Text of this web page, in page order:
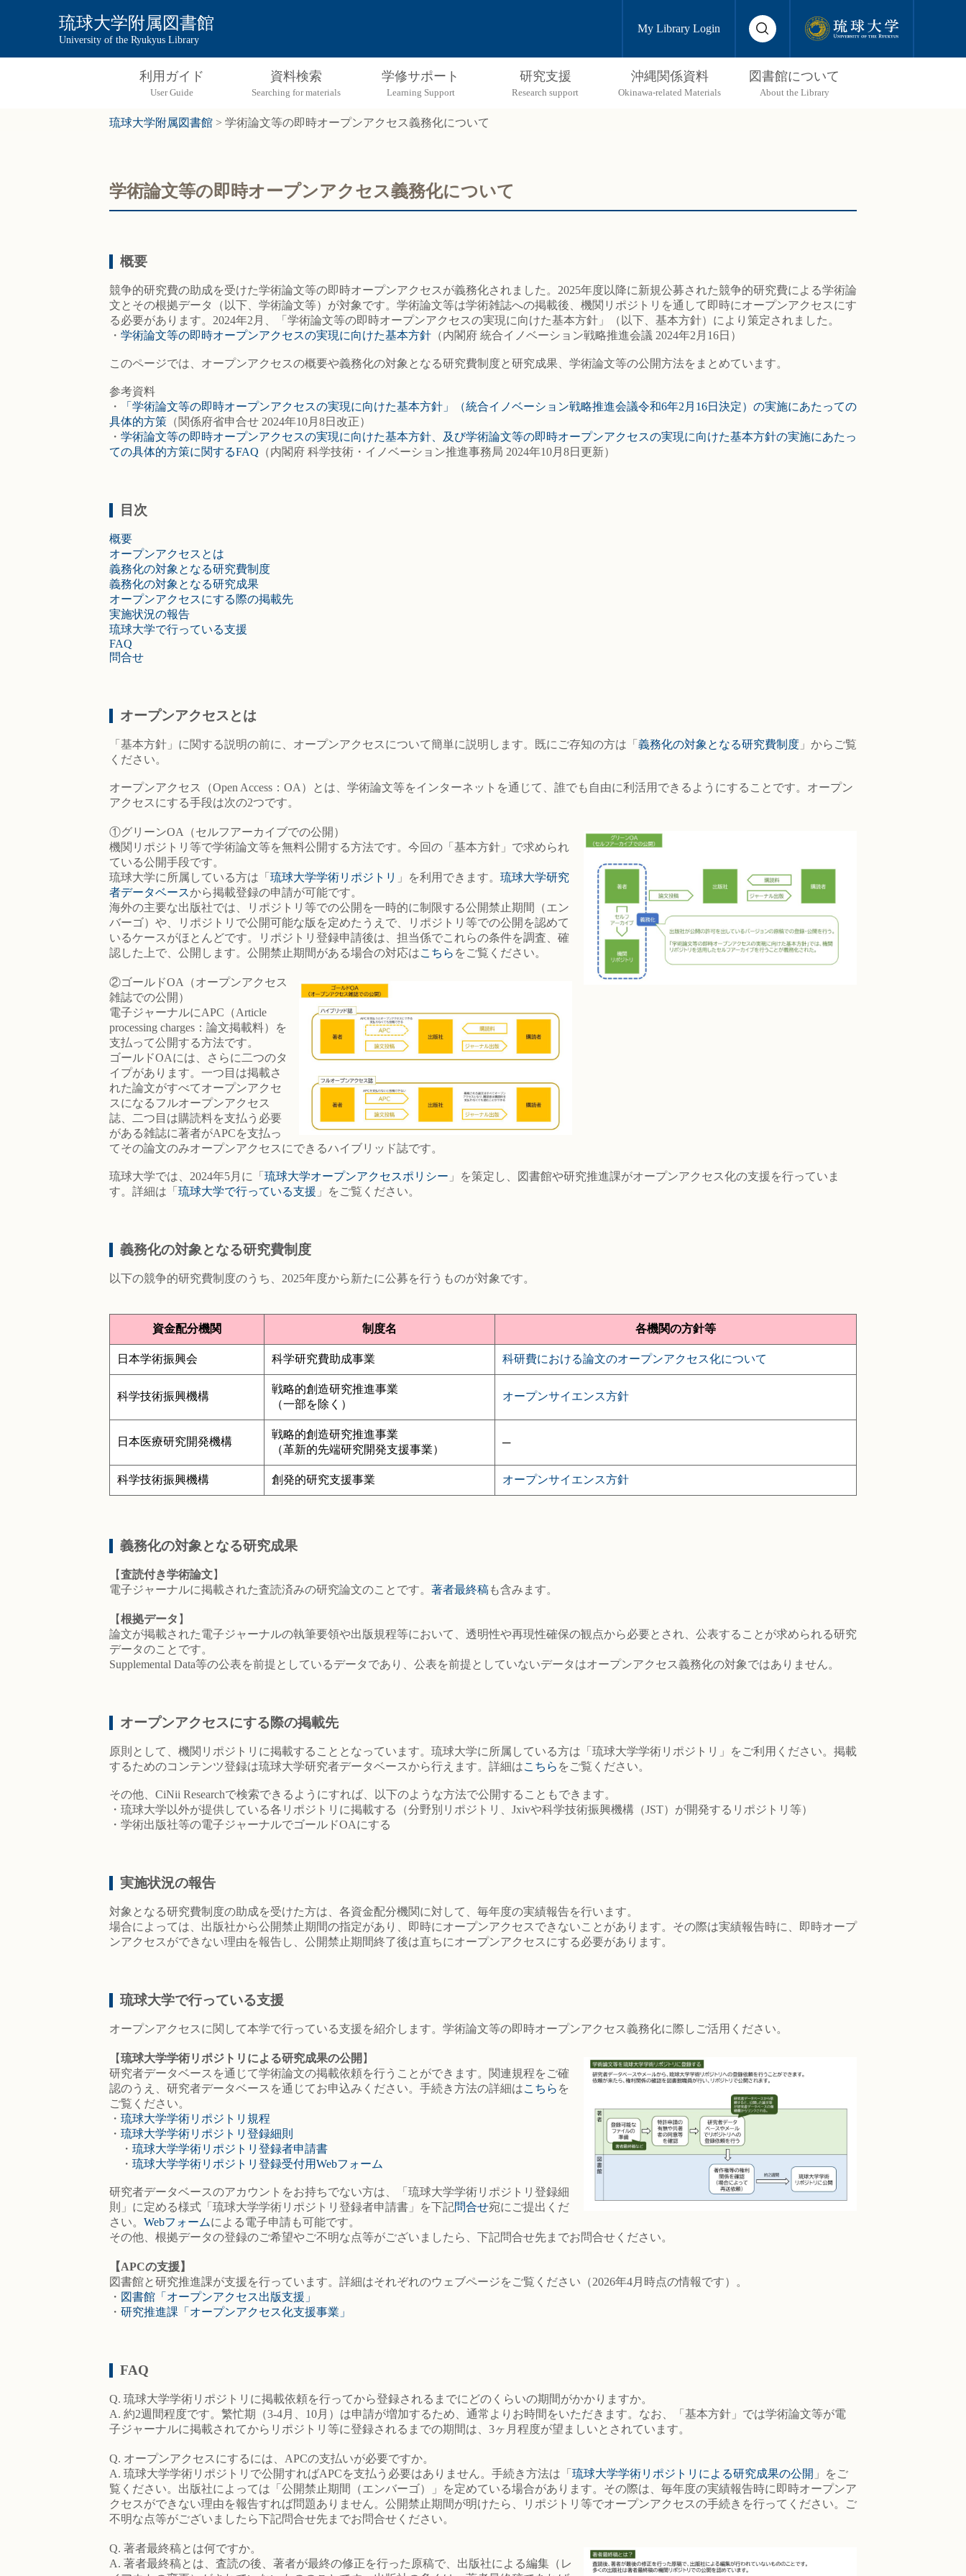
琉球大学附属図書館
University of the Ryukyus Library
My Library Login
利用ガイド 資料検索 学修サポート 研究支援 沖縄関係資料 図書館について
琉球大学附属図書館 > 学術論文等の即時オープンアクセス義務化について
学術論文等の即時オープンアクセス義務化について
概要
競争的研究費の助成を受けた学術論文等の即時オープンアクセスが義務化されました。2025年度以降に新規公募された競争的研究費による学術論
文とその根拠データ（以下、学術論文等）が対象です。学術論文等は学術雑誌への掲載後、機関リポジトリを通して即時にオープンアクセスにす
る必要があります。2024年2月、「学術論文等の即時オープンアクセスの実現に向けた基本方針」（以下、基本方針）により策定されました。
・ 学術論文等の即時オープンアクセスの実現に向けた基本方針 （内閣府 統合イノベーション戦略推進会議 2024年2月16日）
このページでは、オープンアクセスの概要や義務化の対象となる研究費制度と研究成果、学術論文等の公開方法をまとめています。
参考資料
・
「学術論文等の即時オープンアクセスの実現に向けた基本方針」（統合イノベーション戦略推進会議令和6年2月16日決定）の実施にあたっての
具体的方策 （関係府省申合せ 2024年10月8日改正）
・ 学術論文等の即時オープンアクセスの実現に向けた基本方針、及び学術論文等の即時オープンアクセスの実現に向けた基本方針の実施にあたっ
ての具体的方策に関するFAQ （内閣府 科学技術・イノベーション推進事務局 2024年10月8日更新）
目次
概要
オープンアクセスとは
義務化の対象となる研究費制度
義務化の対象となる研究成果
オープンアクセスにする際の掲載先
実施状況の報告
琉球大学で行っている支援
FAQ
問合せ
オープンアクセスとは
「基本方針」に関する説明の前に、オープンアクセスについて簡単に説明します。既にご存知の方は「 義務化の対象となる研究費制度 」からご覧
ください。
オープンアクセス（Open Access：OA）とは、学術論文等をインターネットを通じて、誰でも自由に利活用できるようにすることです。オープン
アクセスにする手段は次の2つです。
①グリーンOA（セルフアーカイブでの公開）
機関リポジトリ等で学術論文等を無料公開する方法です。今回の「基本方針」で求められ
ている公開手段です。
琉球大学に所属している方は「 琉球大学学術リポジトリ 」を利用できます。 琉球大学研究
者データベースから掲載登録の申請が可能です。
海外の主要な出版社では、リポジトリ等での公開を一時的に制限する公開禁止期間（エン
バーゴ）や、リポジトリで公開可能な版を定めたうえで、リポジトリ等での公開を認めて
いるケースがほとんどです。リポジトリ登録申請後は、担当係でこれらの条件を調査、確
認した上で、公開します。公開禁止期間がある場合の対応はこちら をご覧ください。
②ゴールドOA（オープンアクセス
雑誌での公開）
電子ジャーナルにAPC（Article
processing charges：論文掲載料）を
支払って公開する方法です。
ゴールドOAには、さらに二つのタ
イプがあります。一つ目は掲載さ
れた論文がすべてオープンアクセ
スになるフルオープンアクセス
誌、二つ目は購読料を支払う必要
がある雑誌に著者がAPCを支払っ
てその論文のみオープンアクセスにできるハイブリッド誌です。
琉球大学では、2024年5月に「 琉球大学オープンアクセスポリシー 」を策定し、図書館や研究推進課がオープンアクセス化の支援を行っていま
す。詳細は「 琉球大学で行っている支援 」をご覧ください。
義務化の対象となる研究費制度
以下の競争的研究費制度のうち、2025年度から新たに公募を行うものが対象です。
資金配分機関 制度名 各機関の方針等
日本学術振興会 科学研究費助成事業 科研費における論文のオープンアクセス化について
科学技術振興機構
戦略的創造研究推進事業
（一部を除く）
オープンサイエンス方針
日本医療研究開発機構
戦略的創造研究推進事業
（革新的先端研究開発支援事業）
─
科学技術振興機構 創発的研究支援事業 オープンサイエンス方針
義務化の対象となる研究成果
【査読付き学術論文】
電子ジャーナルに掲載された査読済みの研究論文のことです。 著者最終稿も含みます。
【根拠データ 】
論文が掲載された電子ジャーナルの執筆要領や出版規程等において、透明性や再現性確保の観点から必要とされ、公表することが求められる研究
データのことです。
Supplemental Data等の公表を前提としているデータであり、公表を前提としていないデータはオープンアクセス義務化の対象ではありません。
オープンアクセスにする際の掲載先
原則として、機関リポジトリに掲載することとなっています。琉球大学に所属している方は「琉球大学学術リポジトリ」をご利用ください。掲載
するためのコンテンツ登録は琉球大学研究者データベースから行えます。詳細はこちら をご覧ください。
その他、CiNii Researchで検索できるようにすれば、以下のような方法で公開することもできます。
・琉球大学以外が提供している各リポジトリに掲載する（分野別リポジトリ、Jxivや科学技術振興機構（JST）が開発するリポジトリ等）
・学術出版社等の電子ジャーナルでゴールドOAにする
実施状況の報告
対象となる研究費制度の助成を受けた方は、各資金配分機関に対して、毎年度の実績報告を行います。
場合によっては、出版社から公開禁止期間の指定があり、即時にオープンアクセスできないことがあります。その際は実績報告時に、即時オープ
ンアクセスができない理由を報告し、公開禁止期間終了後は直ちにオープンアクセスにする必要があります。
琉球大学で行っている支援
オープンアクセスに関して本学で行っている支援を紹介します。学術論文等の即時オープンアクセス義務化に際しご活用ください。
【琉球大学学術リポジトリによる研究成果の公開 】
研究者データベースを通じて学術論文の掲載依頼を行うことができます。関連規程をご確
認のうえ、研究者データベースを通じてお申込みください。手続き方法の詳細はこちら を
ご覧ください。
・ 琉球大学学術リポジトリ規程
・ 琉球大学学術リポジトリ登録細則
・ 琉球大学学術リポジトリ登録者申請書
・ 琉球大学学術リポジトリ登録受付用Webフォーム
研究者データベースのアカウントをお持ちでない方は、「琉球大学学術リポジトリ登録細
則」に定める様式「琉球大学学術リポジトリ登録者申請書」を下記問合せ宛にご提出くだ
さい。 Webフォームによる電子申請も可能です。
その他、根拠データの登録のご希望やご不明な点等がございましたら、下記問合せ先までお問合せください。
【APCの支援】
図書館と研究推進課が支援を行っています。詳細はそれぞれのウェブページをご覧ください（2026年4月時点の情報です）。
・ 図書館「オープンアクセス出版支援」
・ 研究推進課「オープンアクセス化支援事業」
FAQ
Q. 琉球大学学術リポジトリに掲載依頼を行ってから登録されるまでにどのくらいの期間がかかりますか。
A. 約2週間程度です。繁忙期（3-4月、10月）は申請が増加するため、通常よりお時間をいただきます。なお、「基本方針」では学術論文等が電
子ジャーナルに掲載されてからリポジトリ等に登録されるまでの期間は、3ヶ月程度が望ましいとされています。
Q. オープンアクセスにするには、APCの支払いが必要ですか。
A. 琉球大学学術リポジトリで公開すればAPCを支払う必要はありません。手続き方法は「 琉球大学学術リポジトリによる研究成果の公開 」をご
覧ください。出版社によっては「公開禁止期間（エンバーゴ）」を定めている場合があります。その際は、毎年度の実績報告時に即時オープンア
クセスができない理由を報告すれば問題ありません。公開禁止期間が明けたら、リポジトリ等でオープンアクセスの手続きを行ってください。ご
不明な点等がございましたら下記問合せ先までお問合せください。
Q. 著者最終稿とは何ですか。
A. 著者最終稿とは、査読の後、著者が最終の修正を行った原稿で、出版社による編集（レ